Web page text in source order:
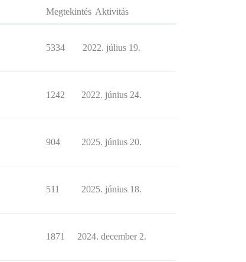
Megtekintés Aktivitás
5334 2022. július 19.
1242 2022. június 24.
904 2025. június 20.
511 2025. június 18.
1871 2024. december 2.